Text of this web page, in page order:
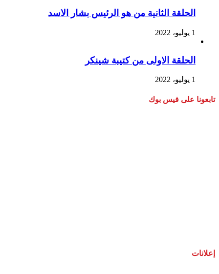
الحلقة الثانية من هو الرئيس بشار الاسد
1 يوليو، 2022
الحلقة الاولى من كتيبة شينكر
1 يوليو، 2022
تابعونا على فيس بوك
إعلانات